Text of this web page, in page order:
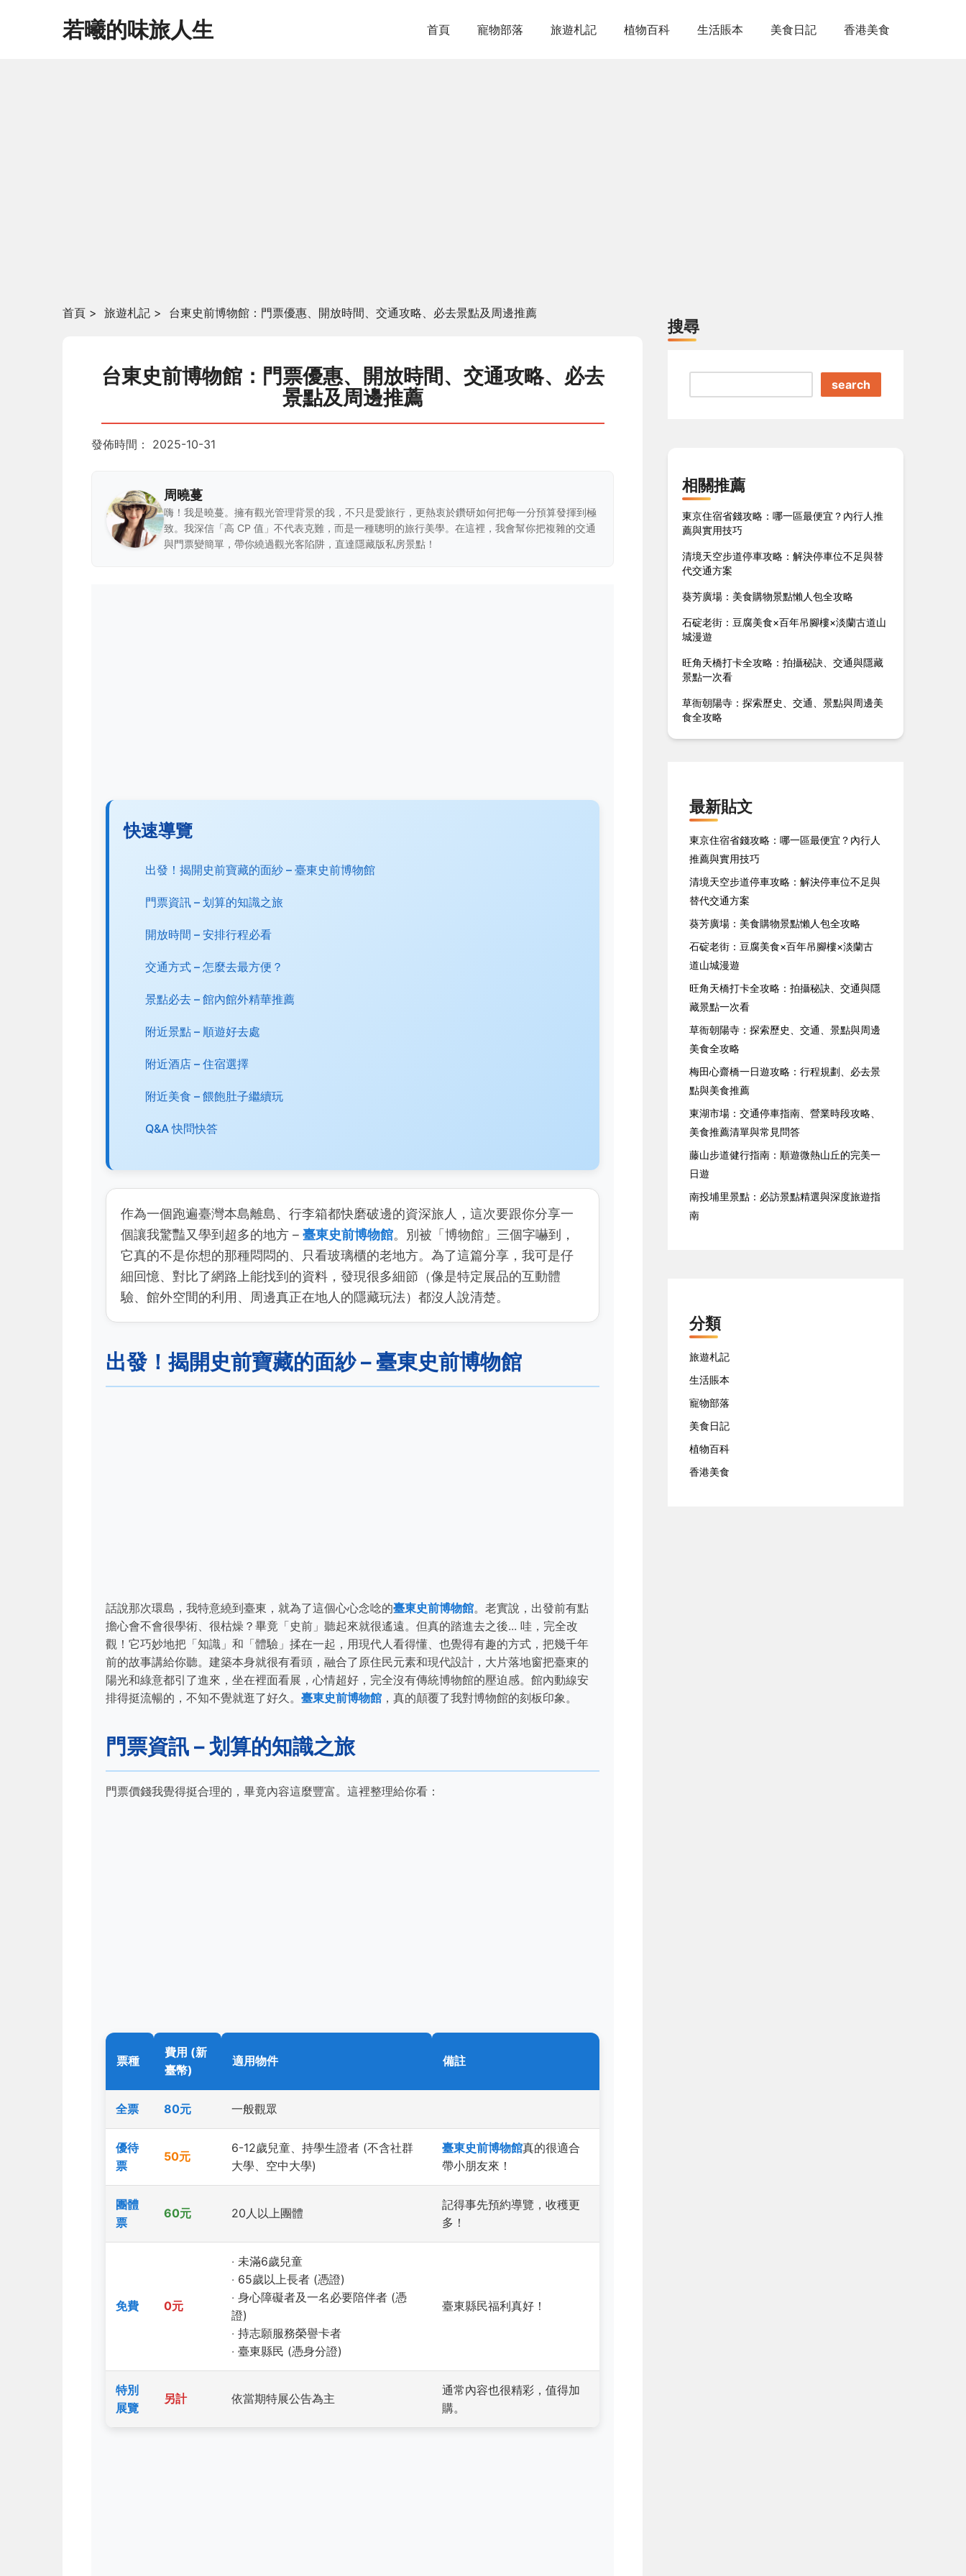
若曦的味旅人生 首頁 寵物部落 旅遊札記 植物百科 生活賬本 美食日記 香港美食
首頁 > 旅遊札記 > 台東史前博物館：門票優惠、開放時間、交通攻略、必去景點及周邊推薦
台東史前博物館：門票優惠、開放時間、交通攻略、必去
景點及周邊推薦
發佈時間： 2025-10-31
周曉蔓
嗨！我是曉蔓。擁有觀光管理背景的我，不只是愛旅行，更熱衷於鑽研如何把每一分預算發揮到極
致。我深信「高 CP 值」不代表克難，而是一種聰明的旅行美學。在這裡，我會幫你把複雜的交通
與門票變簡單，帶你繞過觀光客陷阱，直達隱藏版私房景點！
快速導覽
出發！揭開史前寶藏的面紗 – 臺東史前博物館
門票資訊 – 划算的知識之旅
開放時間 – 安排行程必看
交通方式 – 怎麼去最方便？
景點必去 – 館內館外精華推薦
附近景點 – 順遊好去處
附近酒店 – 住宿選擇
附近美食 – 餵飽肚子繼續玩
Q&A 快問快答
作為一個跑遍臺灣本島離島、行李箱都快磨破邊的資深旅人，這次要跟你分享一
個讓我驚豔又學到超多的地方 – 臺東史前博物館。別被「博物館」三個字嚇到，
它真的不是你想的那種悶悶的、只看玻璃櫃的老地方。為了這篇分享，我可是仔
細回憶、對比了網路上能找到的資料，發現很多細節（像是特定展品的互動體
驗、館外空間的利用、周邊真正在地人的隱藏玩法）都沒人說清楚。
出發！揭開史前寶藏的面紗 – 臺東史前博物館
話說那次環島，我特意繞到臺東，就為了這個心心念唸的臺東史前博物館。老實說，出發前有點
擔心會不會很學術、很枯燥？畢竟「史前」聽起來就很遙遠。但真的踏進去之後... 哇，完全改
觀！它巧妙地把「知識」和「體驗」揉在一起，用現代人看得懂、也覺得有趣的方式，把幾千年
前的故事講給你聽。建築本身就很有看頭，融合了原住民元素和現代設計，大片落地窗把臺東的
陽光和綠意都引了進來，坐在裡面看展，心情超好，完全沒有傳統博物館的壓迫感。館內動線安
排得挺流暢的，不知不覺就逛了好久。 臺東史前博物館 ，真的顛覆了我對博物館的刻板印象。
門票資訊 – 划算的知識之旅
門票價錢我覺得挺合理的，畢竟內容這麼豐富。這裡整理給你看：
票種
費用 (新
臺幣)
適用物件 備註
全票 80元 一般觀眾
優待
票
50元
6-12歲兒童、持學生證者 (不含社群
大學、空中大學)
臺東史前博物館真的很適合
帶小朋友來！
團體
票
60元 20人以上團體
記得事先預約導覽，收穫更
多！
免費 0元
‧ 未滿6歲兒童
‧ 65歲以上長者 (憑證)
‧ 身心障礙者及一名必要陪伴者 (憑
證)
‧ 持志願服務榮譽卡者
‧ 臺東縣民 (憑身分證)
臺東縣民福利真好！
特別
展覽
另計 依當期特展公告為主
通常內容也很精彩，值得加
購。
搜尋
search
相關推薦
東京住宿省錢攻略：哪一區最便宜？內行人推
薦與實用技巧
清境天空步道停車攻略：解決停車位不足與替
代交通方案
葵芳廣場：美食購物景點懶人包全攻略
石碇老街：豆腐美食×百年吊腳樓×淡蘭古道山
城漫遊
旺角天橋打卡全攻略：拍攝秘訣、交通與隱藏
景點一次看
草衙朝陽寺：探索歷史、交通、景點與周邊美
食全攻略
最新貼文
東京住宿省錢攻略：哪一區最便宜？內行人
推薦與實用技巧
清境天空步道停車攻略：解決停車位不足與
替代交通方案
葵芳廣場：美食購物景點懶人包全攻略
石碇老街：豆腐美食×百年吊腳樓×淡蘭古
道山城漫遊
旺角天橋打卡全攻略：拍攝秘訣、交通與隱
藏景點一次看
草衙朝陽寺：探索歷史、交通、景點與周邊
美食全攻略
梅田心齋橋一日遊攻略：行程規劃、必去景
點與美食推薦
東湖市場：交通停車指南、營業時段攻略、
美食推薦清單與常見問答
藤山步道健行指南：順遊微熱山丘的完美一
日遊
南投埔里景點：必訪景點精選與深度旅遊指
南
分類
旅遊札記
生活賬本
寵物部落
美食日記
植物百科
香港美食